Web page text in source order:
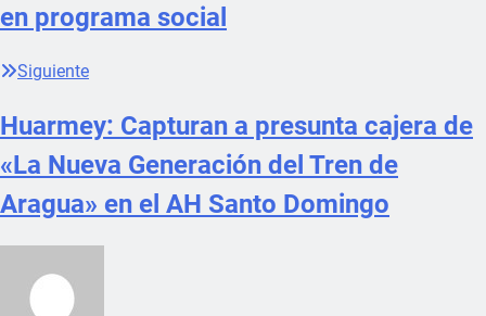
en programa social
Siguiente
Huarmey: Capturan a presunta cajera de
«La Nueva Generación del Tren de
Aragua» en el AH Santo Domingo